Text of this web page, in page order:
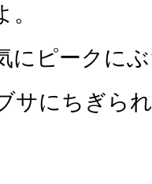
にピークに
サにちぎら